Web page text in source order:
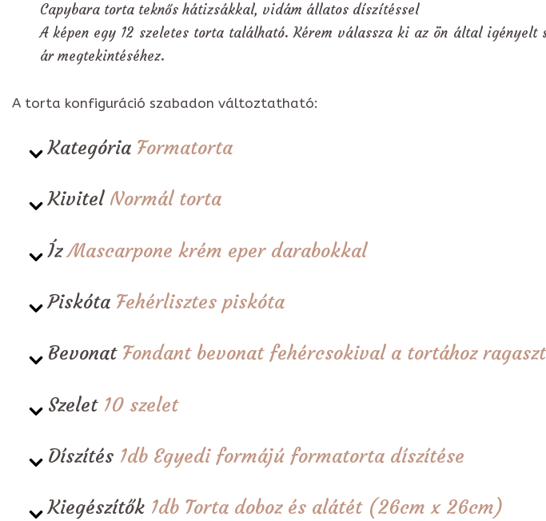
Capybara torta teknős hátizsákkal, vidám állatos díszítéssel
A képen egy 12 szeletes torta található. Kérem válassza ki az ön által igényelt
ár megtekintéséhez.
A torta konfiguráció szabadon változtatható:
Kategória Formatorta
Kivitel Normál torta
ÍzMascarpone krém eper darabokkal
Piskóta Fehérlisztes piskóta
Bevonat Fondant bevonat fehércsokival a tortához
Szelet 10 szelet
Díszítés 1db Egyedi formájú formatorta díszítése
Kiegészítők 1db Torta doboz és alátét (26cm x 26cm)